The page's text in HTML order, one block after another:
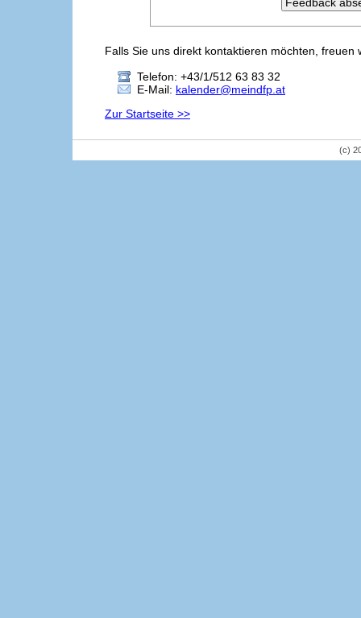
Falls Sie uns direkt kontaktieren möchten,
Telefon: +43/1/512 63 83 32
E-Mail: kalender@meindfp.at
Zur Startseite >>
(c)